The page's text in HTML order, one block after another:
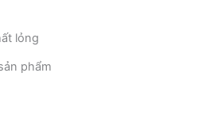
lỏng
phẩm